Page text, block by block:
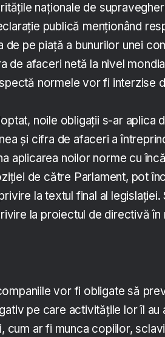
naționale de
publică menționând
pe piață a bunurilor unei
de afaceri netă la nivel
normele vor fi interzise
noile obligații s-ar aplica
și cifra de afaceri a
aplicarea noilor norme cu
de către Parlament, pot
la textul final al
la proiectul de directivă în
vor fi obligate să
pe care activitățile lor îl au
cum ar fi munca copiilor,